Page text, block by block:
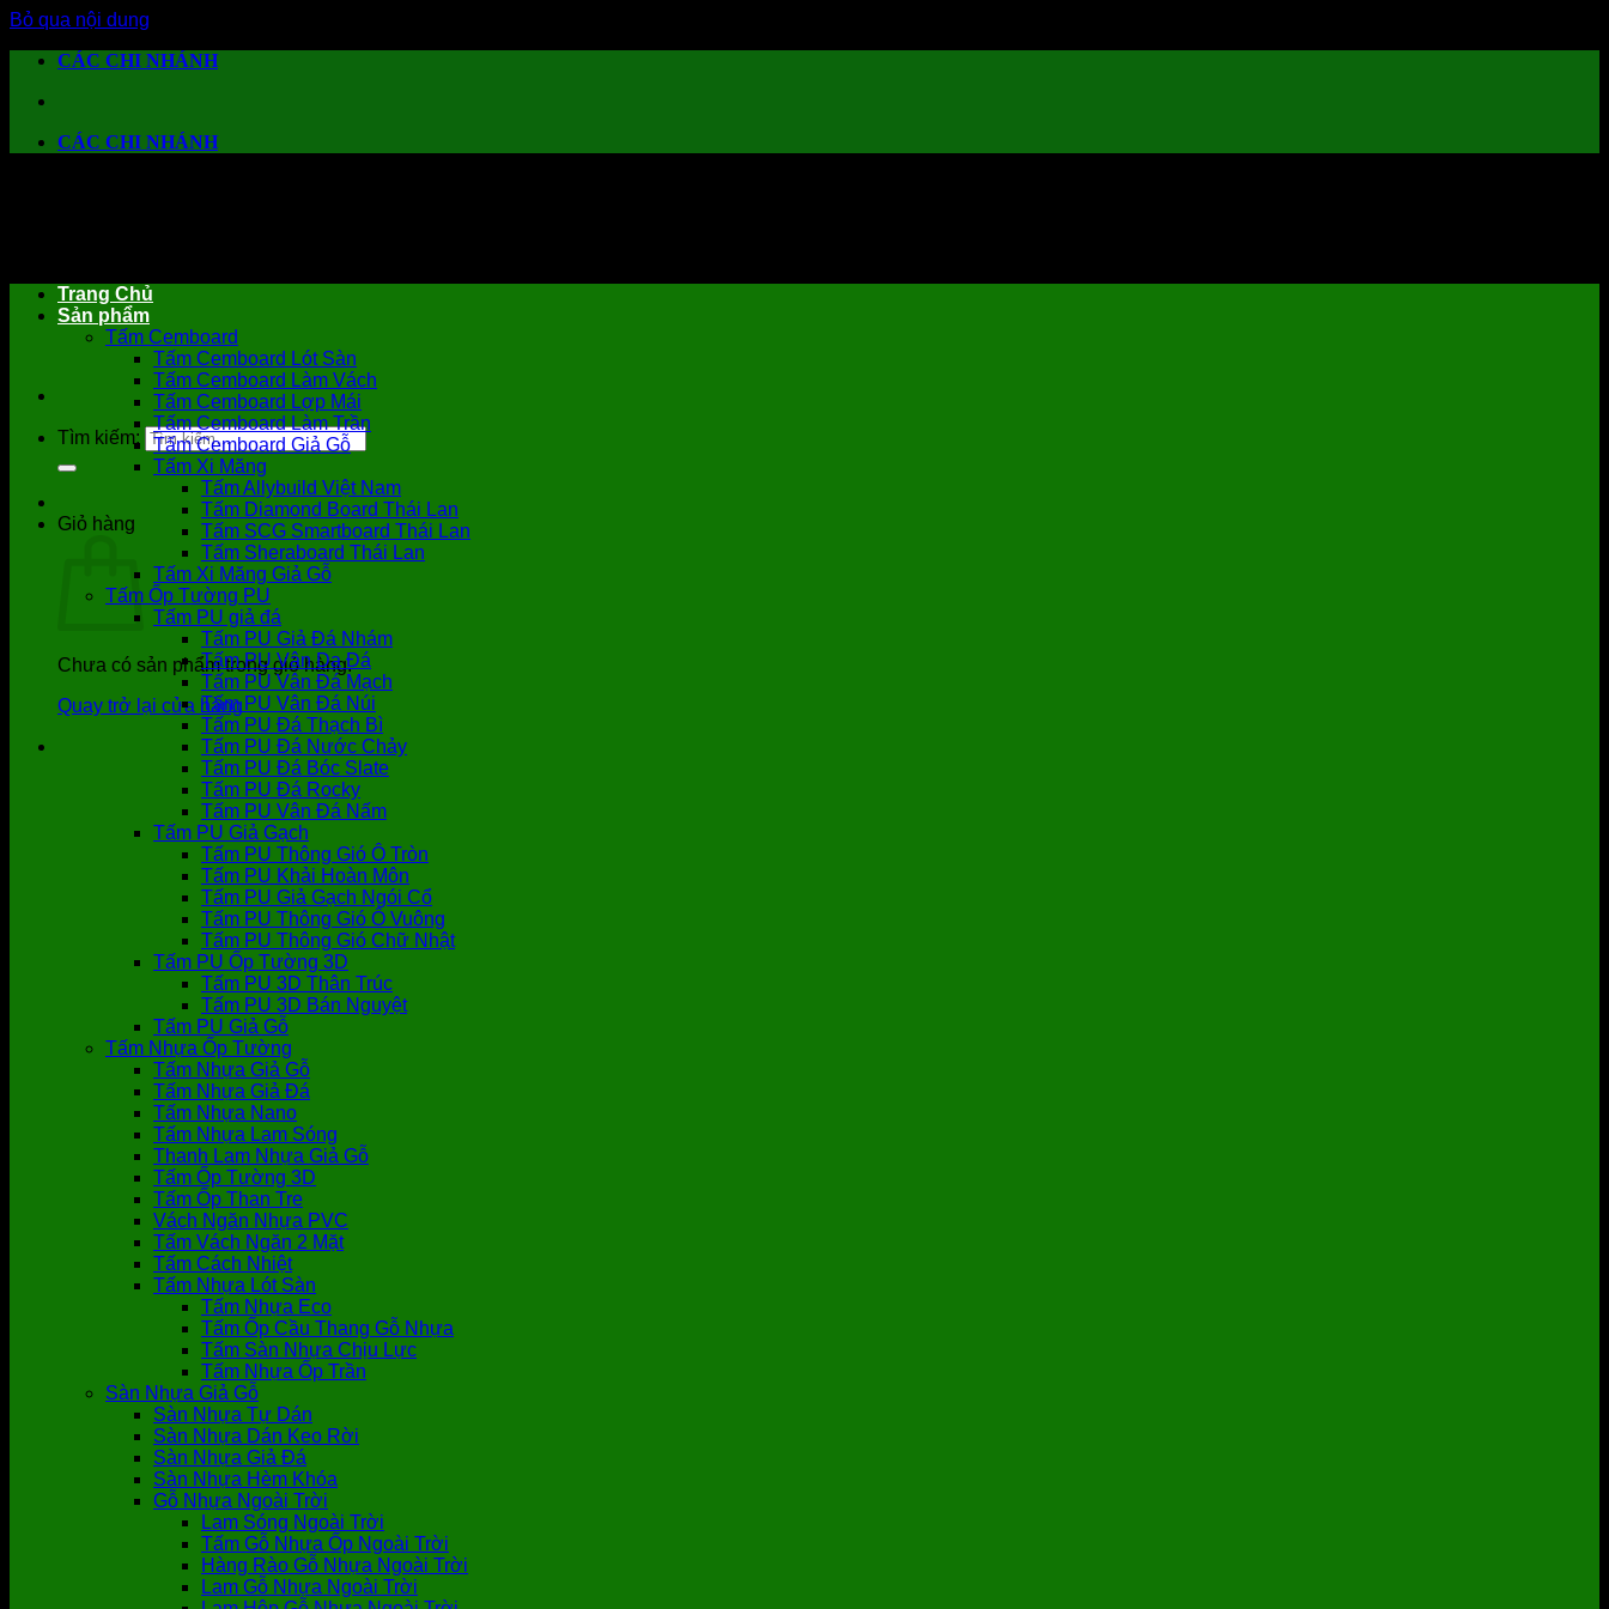
Bỏ qua nội dung
CÁC CHI NHÁNH
CÁC CHI NHÁNH
Tìm kiếm:
Giỏ hàng
Chưa có sản phẩm trong giỏ hàng.
Quay trở lại cửa hàng
Trang Chủ
Sản phẩm
Tấm Cemboard
Tấm Cemboard Lót Sàn
Tấm Cemboard Làm Vách
Tấm Cemboard Lợp Mái
Tấm Cemboard Làm Trần
Tấm Cemboard Giả Gỗ
Tấm Xi Măng
Tấm Allybuild Việt Nam
Tấm Diamond Board Thái Lan
Tấm SCG Smartboard Thái Lan
Tấm Sheraboard Thái Lan
Tấm Xi Măng Giả Gỗ
Tấm Ốp Tường PU
Tấm PU giả đá
Tấm PU Giả Đá Nhám
Tấm PU Vân Da Đá
Tấm PU Vân Đá Mạch
Tấm PU Vân Đá Núi
Tấm PU Đá Thạch Bì
Tấm PU Đá Nước Chảy
Tấm PU Đá Bóc Slate
Tấm PU Đá Rocky
Tấm PU Vân Đá Nấm
Tấm PU Giả Gạch
Tấm PU Thông Gió Ô Tròn
Tấm PU Khải Hoàn Môn
Tấm PU Giả Gạch Ngói Cổ
Tấm PU Thông Gió Ô Vuông
Tấm PU Thông Gió Chữ Nhật
Tấm PU Ốp Tường 3D
Tấm PU 3D Thân Trúc
Tấm PU 3D Bán Nguyệt
Tấm PU Giả Gỗ
Tấm Nhựa Ốp Tường
Tấm Nhựa Giả Gỗ
Tấm Nhựa Giả Đá
Tấm Nhựa Nano
Tấm Nhựa Lam Sóng
Thanh Lam Nhựa Giả Gỗ
Tấm Ốp Tường 3D
Tấm Ốp Than Tre
Vách Ngăn Nhựa PVC
Tấm Vách Ngăn 2 Mặt
Tấm Cách Nhiệt
Tấm Nhựa Lót Sàn
Tấm Nhựa Eco
Tấm Ốp Cầu Thang Gỗ Nhựa
Tấm Sàn Nhựa Chịu Lực
Tấm Nhựa Ốp Trần
Sàn Nhựa Giả Gỗ
Sàn Nhựa Tự Dán
Sàn Nhựa Dán Keo Rời
Sàn Nhựa Giả Đá
Sàn Nhựa Hèm Khóa
Gỗ Nhựa Ngoài Trời
Lam Sóng Ngoài Trời
Tấm Gỗ Nhựa Ốp Ngoài Trời
Hàng Rào Gỗ Nhựa Ngoài Trời
Lam Gỗ Nhựa Ngoài Trời